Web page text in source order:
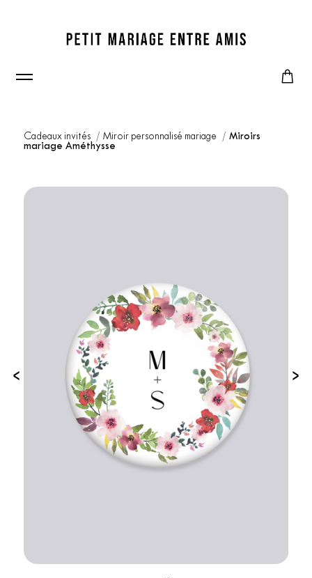
Cadeaux invités Miroir personnalisé mariage
Miroirs
mariage Améthysse
‹ ›